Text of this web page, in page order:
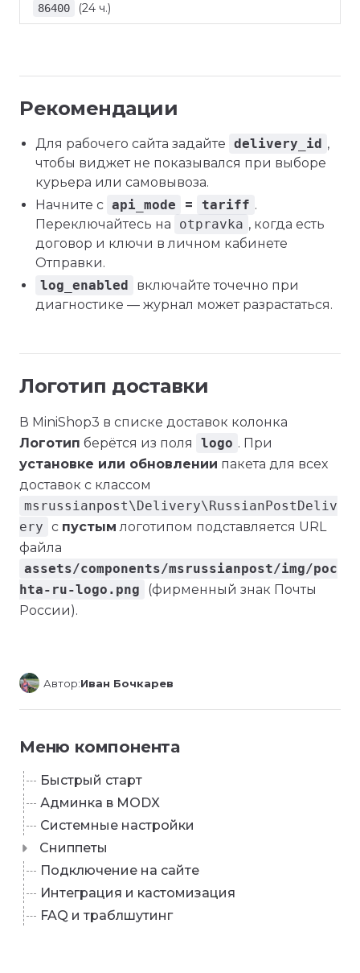
86400 (24 ч.)
Рекомендации
Для рабочего сайта задайте delivery_id ,
чтобы виджет не показывался при выборе
курьера или самовывоза.
Начните с api_mode = tariff .
Переключайтесь на
otpravka , когда есть
договор и ключи в личном кабинете
Отправки.
log_enabled
включайте точечно при
диагностике — журнал может разрастаться.
Логотип доставки
В MiniShop3 в списке доставок колонка
Логотип берётся из поля logo . При
установке или обновлении пакета для всех
доставок с классом
msrussianpost\Delivery\RussianPostDeliv
ery с пустым логотипом подставляется URL
файла
assets/components/msrussianpost/img/poc
hta-ru-logo.png
(фирменный знак Почты
России).
Автор:Иван Бочкарев
Меню компонента
Быстрый старт
Админка в MODX
Системные настройки
Сниппеты
Подключение на сайте
Интеграция и кастомизация
FAQ и траблшутинг